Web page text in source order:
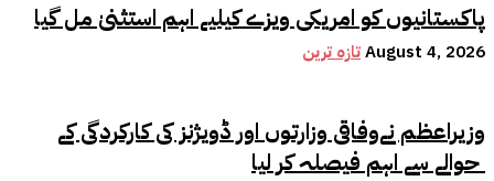
پاکستانیوں کو امریکی ویزے کیلیے اہم استثنیٰ مل گیا
تازہ ترینAugust 4, 2026
وزیراعظم نےوفاقی وزارتوں اور ڈویژنز کی کارکردگی کے
حوالے سے اہم فیصلہ کر لیا